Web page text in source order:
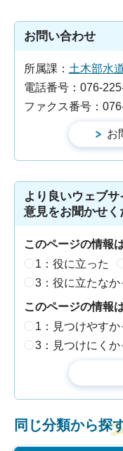
お問い合わせ
所属課： 土木部水
電話番号：076-
ファクス番号：
より良いウェブ
意見をお聞かせく
このページの情報
1：役に立った
3：役に立たなか
このページの情報
1：見つけやすか
3：見つけにくか
同じ分類から探